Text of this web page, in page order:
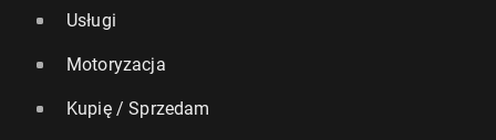
Usługi
Motoryzacja
Kupię / Sprzedam